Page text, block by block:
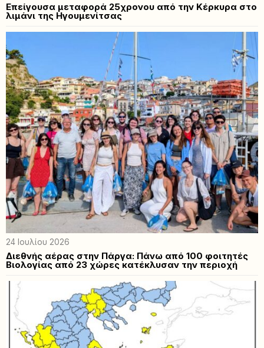
Επείγουσα μεταφορά 25χρονου από την Κέρκυρα στο
λιμάνι της Ηγουμενίτσας
24 Ιουλίου 2026
Διεθνής αέρας στην Πάργα: Πάνω από 100 φοιτητές
Βιολογίας από 23 χώρες κατέκλυσαν την περιοχή